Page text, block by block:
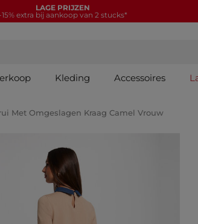
LAGE PRIJZEN
-15% extra bij aankoop van 2 stucks*
Kleding Accessoires
Met Omgeslagen Kraag Camel Vrouw